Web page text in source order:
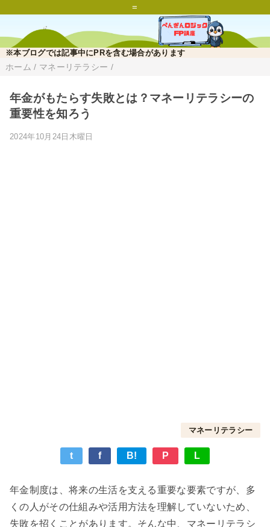
=
※本ブログでは記事中にPRを含む場合があります
ホーム / マネーリテラシー /
年金がもたらす失敗とは？マネーリテラシーの
重要性を知ろう
2024年10月24日木曜日
マネーリテラシー
t f B! P L
年金制度は、将来の生活を支える重要な要素ですが、多
くの人がその仕組みや活用方法を理解していないため、
失敗を招くことがあります。そんな中、マネーリテラシ